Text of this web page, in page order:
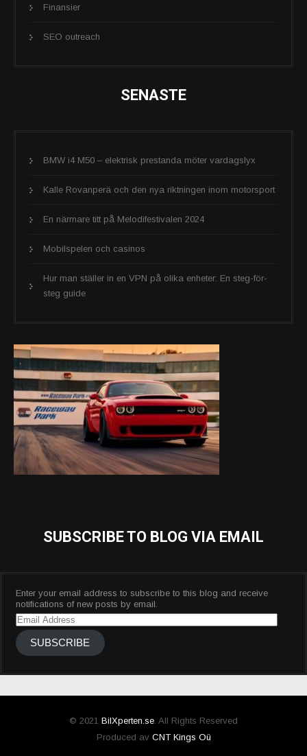
Finansier
SEO outreach
SENASTE
BMW i4 M50 – elektrisk prestanda möter vardagslyx
Kalle Rovanperä och den nya riktningen inom motorsport
En närmare titt på Melodifestivalen 2024
Mobilspelen och casinos
Hur man ställer in en VPN på olika enheter: En steg-för-
steg guide
SUBSCRIBE TO BLOG VIA EMAIL
Enter your email address to subscribe to this blog and receive
notifications of new posts by email.
Email
Address
SUBSCRIBE
© 2021 BilXperten.se . All Rights Reserved
Produced av CNT Kings Oü